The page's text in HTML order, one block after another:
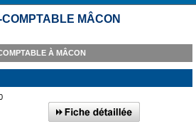
COMPTABLE MÂCON
À MÂCON